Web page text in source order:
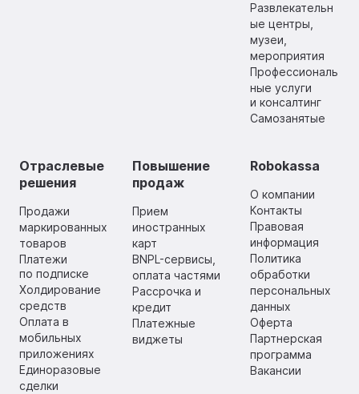
Развлекательн
ые центры,
музеи,
мероприятия
Профессиональ
ные услуги
и консалтинг
Самозанятые
Отраслевые
решения
Продажи
маркированных
товаров
Платежи
по подписке
Холдирование
средств
Оплата в
мобильных
приложениях
Единоразовые
сделки
Повышение
продаж
Прием
иностранных
карт
BNPL-сервисы,
оплата частями
Рассрочка и
кредит
Платежные
виджеты
Robokassa
О компании
Контакты
Правовая
информация
Политика
обработки
персональных
данных
Оферта
Партнерская
программа
Вакансии